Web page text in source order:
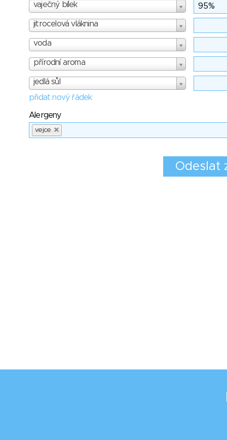
vaječný bílek
jitrocelová vláknina
voda
přírodní aroma
jedlá sůl
přidat nový řádek
Alergeny
vejce